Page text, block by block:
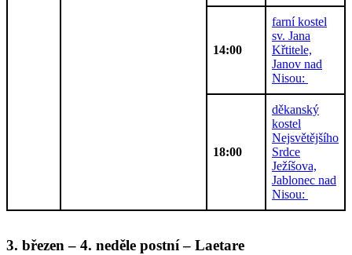
14:00
farní kostel
sv. Jana
Křtitele,
Janov nad
Nisou:
18:00
děkanský
kostel
Nejsvětějšího
Srdce
Ježíšova,
Jablonec nad
Nisou:
3. březen – 4. neděle postní – Laetare